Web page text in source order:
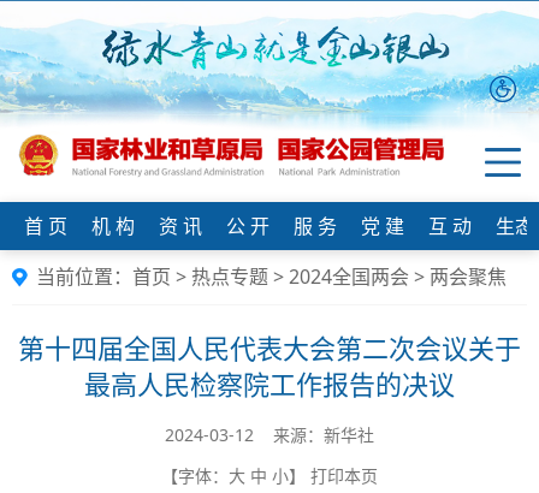
首 页 机 构 资 讯 公 开 服 务 党 建 互 动
生
当前位置： 首页 > 热点专题>2024全国两会 > 两会聚焦
第十四届全国人民代表大会第二次会议关于
最高人民检察院工作报告的决议
2024-03-12 来源：新华社
【字体： 大 中 小】 打印本页